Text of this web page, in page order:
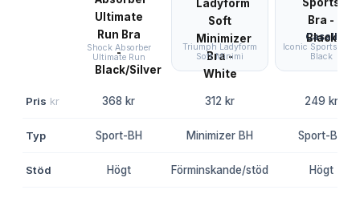
Shock Absorber
Ultimate Run
Triumph Ladyform
Soft Minimi
Casall
Iconic Sports Bra -
Black
Pris kr 368 kr 312 kr 249 kr
Typ Sport-BH Minimizer BH Sport-BH
Stöd Högt Förminskande/stöd Högt